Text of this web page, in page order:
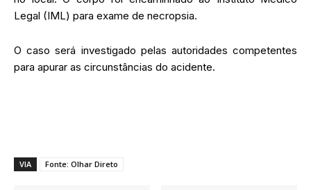
Legal (IML) para exame de necropsia.
O caso será investigado pelas autoridades competentes
para apurar as circunstâncias do acidente.
VIA Fonte: Olhar Direto